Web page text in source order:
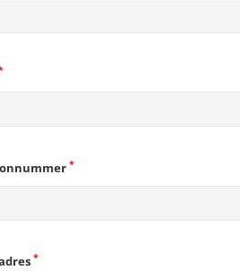
*
*